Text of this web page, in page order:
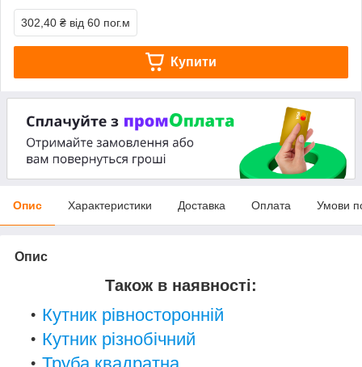
302,40 ₴ від 60 пог.м
Купити
Опис Характеристики Доставка Оплата Умови
Опис
Також в наявності:
Кутник рівносторонній
Кутник різнобічний